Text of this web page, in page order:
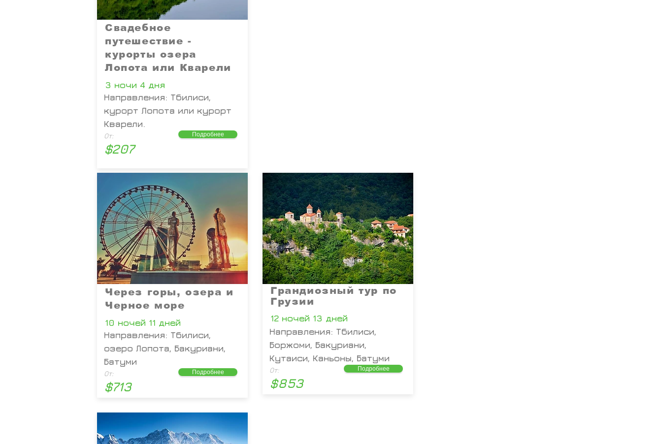
Свадебное
путешествие -
курорты озера
Лопота или Кварели
3 ночи 4 дня
Направления: Тбилиси,
курорт Лопота или курорт
Кварели.
От:
$207
Подробнее
Через горы, озера и
Черное море
10 ночей 11 дней
Направления: Тбилиси,
озеро Лопота, Бакуриани,
Батуми
От:
$713
Подробнее
Грандиозный тур по
Грузии
12 ночей 13 дней
Направления: Тбилиси,
Боржоми, Бакуриани,
Кутаиси, Каньоны, Батуми
От:
$853
Подробнее